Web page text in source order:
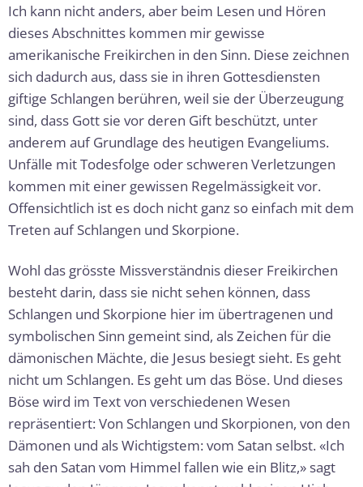
Ich kann nicht anders, aber beim Lesen und Hören
dieses Abschnittes kommen mir gewisse
amerikanische Freikirchen in den Sinn. Diese zeichnen
sich dadurch aus, dass sie in ihren Gottesdiensten
giftige Schlangen berühren, weil sie der Überzeugung
sind, dass Gott sie vor deren Gift beschützt, unter
anderem auf Grundlage des heutigen Evangeliums.
Unfälle mit Todesfolge oder schweren Verletzungen
kommen mit einer gewissen Regelmässigkeit vor.
Offensichtlich ist es doch nicht ganz so einfach mit dem
Treten auf Schlangen und Skorpione.
Wohl das grösste Missverständnis dieser Freikirchen
besteht darin, dass sie nicht sehen können, dass
Schlangen und Skorpione hier im übertragenen und
symbolischen Sinn gemeint sind, als Zeichen für die
dämonischen Mächte, die Jesus besiegt sieht. Es geht
nicht um Schlangen. Es geht um das Böse. Und dieses
Böse wird im Text von verschiedenen Wesen
repräsentiert: Von Schlangen und Skorpionen, von den
Dämonen und als Wichtigstem: vom Satan selbst. «Ich
sah den Satan vom Himmel fallen wie ein Blitz,» sagt